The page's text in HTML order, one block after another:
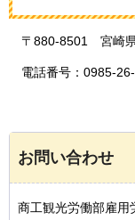
〒880-8501 宮崎
電話番号：0985-
お問い合わせ
商工観光労働部雇用